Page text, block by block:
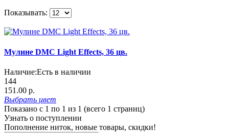
Показывать:
Мулине DMC Light Effects, 36 цв.
Наличие:Есть в наличии
144
151.00 р.
Выбрать цвет
Показано с 1 по 1 из 1 (всего 1 страниц)
Узнать о поступлении
Пополнение ниток, новые товары, скидки!